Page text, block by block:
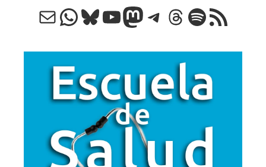
Correo electrónico
WhatsApp
Bluesky
YouTube
Mastodon
Telegram
Threads
Spotify
Feed RSS